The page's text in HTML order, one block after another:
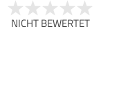
NICHT BEWERTET